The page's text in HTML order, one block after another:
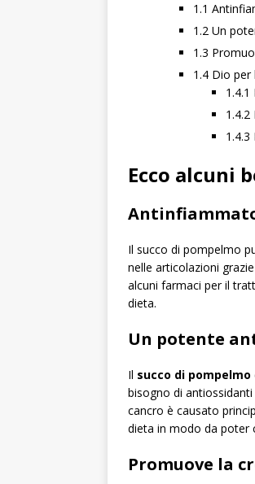
1.1
1.2 Un
1.3
1.4 Dio per
Ecco alcuni
Il succo di pompelmo
nelle articolazioni
alcuni farmaci per il
dieta.
Un potente
Il succo di pompelmo
bisogno di
cancro è causato
dieta in modo da poter
Promuove la